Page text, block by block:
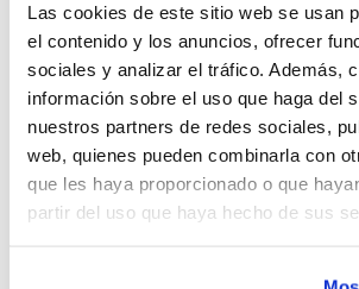
Las cookies de este sitio web se usan
el contenido y los anuncios, ofrecer
sociales y analizar el tráfico. Además,
información sobre el uso que haga del
nuestros partners de redes sociales,
web, quienes pueden combinarla con
que les haya proporcionado o que
partir del uso que haya hecho de sus
📅 Días de prueba: Lunes y
en diferentes franjas
✅ Posibilidad de venir los
quieras… y repetir también!
📍 Lugar: Colegio San
🕒 Horarios: Consultar en
contacto.
En nuestra sección